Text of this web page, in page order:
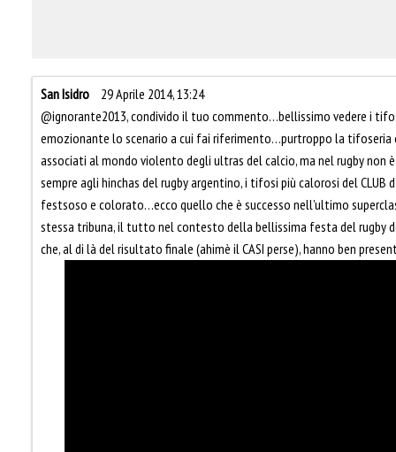
San Isidro
29 Aprile 2014, 13:24
@ignorante2013, condivido il tuo commento…bellissimo vedere i
emozionante lo scenario a cui fai riferimento…purtroppo la tifoseria
associati al mondo violento degli ultras del calcio, ma nel rugby non
sempre agli hinchas del rugby argentino, i tifosi più calorosi del CLUB
festsoso e colorato…ecco quello che è successo nell’ultimo
stessa tribuna, il tutto nel contesto della bellissima festa del rugby
che, al di là del risultato finale (ahimè il CASI perse), hanno ben